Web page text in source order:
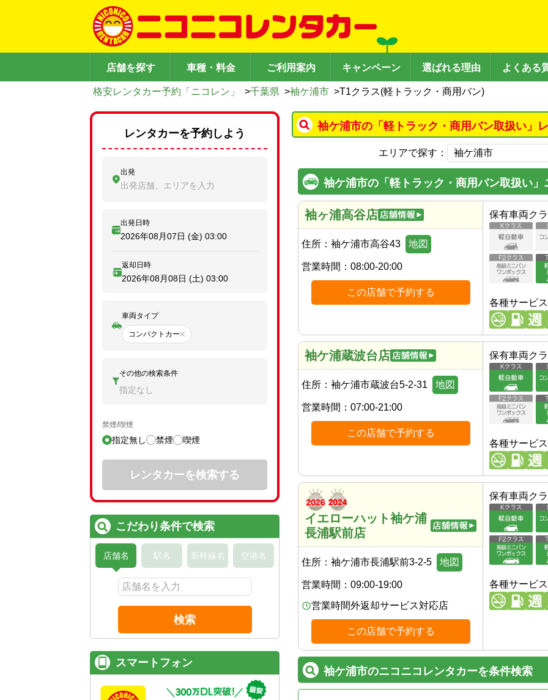
店舗を探す 車種・料金 ご利用案内 キャンペーン 選ばれる理由 よくある
格安レンタカー予約「ニコレン」 >千葉県 >袖ケ浦市 >T1クラス(軽トラック・商用バン)
袖ケ浦市の「軽トラック・商用バン取扱い」
エリアで探す：
袖ケ浦市の「軽トラック・商用バン取扱い
袖ヶ浦高谷店
住所： 袖ケ浦市高谷43 地図
営業時間： 08:00-20:00
この店舗で予約する
保有車両ク
各種サービス
袖ケ浦蔵波台店
住所： 袖ケ浦市蔵波台5-2-31 地図
営業時間： 07:00-21:00
この店舗で予約する
保有車両ク
各種サービス
イエローハット袖ケ浦
長浦駅前店
住所： 袖ケ浦市長浦駅前3-2-5 地図
営業時間： 09:00-19:00
営業時間外返却サービス対応店
この店舗で予約する
保有車両ク
各種サービス
袖ケ浦市のニコニコレンタカーを条件検索
レンタカーを予約しよう
出発
出発店舗、エリアを入力
出発日時
2026年08月07日 (金) 03:00
返却日時
2026年08月08日 (土) 03:00
車両タイプ
コンパクトカー
その他の検索条件
指定なし
禁煙/喫煙
指定無し 禁煙 喫煙
レンタカーを検索する
こだわり条件で検索
店舗名 駅名 新幹線名 空港名
検索
スマートフォン